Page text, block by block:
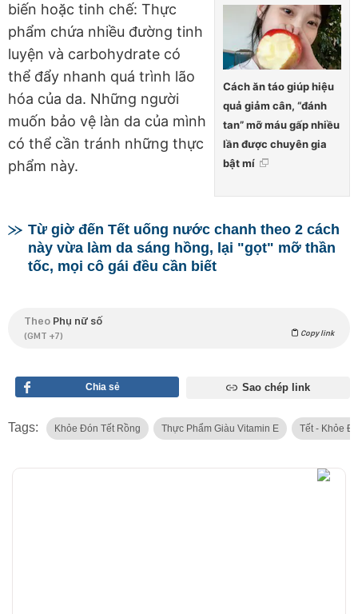
Cách ăn táo giúp hiệu
quả giảm cân, “đánh
tan” mỡ máu gấp nhiều
lần được chuyên gia
bật mí
biến hoặc tinh chế: Thực
phẩm chứa nhiều đường tinh
luyện và carbohydrate có
thể đẩy nhanh quá trình lão
hóa của da. Những người
muốn bảo vệ làn da của mình
có thể cần tránh những thực
phẩm này.
Từ giờ đến Tết uống nước chanh theo 2 cách
này vừa làm da sáng hồng, lại "gọt" mỡ thần
tốc, mọi cô gái đều cần biết
Theo Phụ nữ số
(GMT +7) Copy link
Chia sẻ Sao chép link
Tags: Khỏe Đón Tết Rồng Thực Phẩm Giàu Vitamin E Tết - Khỏe